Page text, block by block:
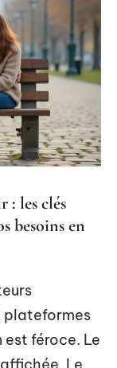
: les clés
besoins en
plateformes
féroce. Le